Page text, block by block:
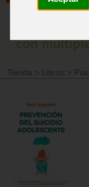
Tienda > Libros >